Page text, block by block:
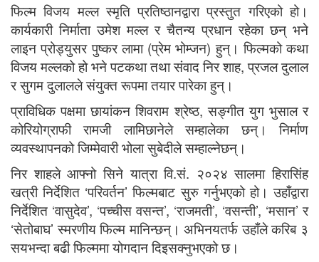
फिल्म विजय मल्ल स्मृति प्रतिष्ठानद्वारा प्रस्तुत गरिएको हो।
कार्यकारी निर्माता उमेश मल्ल र चैतन्य प्रधान रहेका छन् भने
लाइन प्रोड्युसर पुष्कर लामा (प्रेम भोम्जन) हुन्। फिल्मको कथा
विजय मल्लको हो भने पटकथा तथा संवाद निर शाह, प्रजल दुलाल
र सुगम दुलालले संयुक्त रूपमा तयार पारेका हुन्।
प्राविधिक पक्षमा छायांकन शिवराम श्रेष्ठ, सङ्गीत युग भुसाल र
कोरियोग्राफी रामजी लामिछानेले सम्हालेका छन्। निर्माण
व्यवस्थापनको जिम्मेवारी भोला सुबेदीले सम्हाल्नेछन्।
निर शाहले आफ्नो सिने यात्रा वि.सं. २०२४ सालमा हिरासिंह
खत्री निर्देशित ‘परिवर्तन’ फिल्मबाट सुरु गर्नुभएको हो। उहाँद्वारा
निर्देशित ‘वासुदेव’, ‘पच्चीस वसन्त’, ‘राजमती’, ‘वसन्ती’, ‘मसान’ र
‘सेतोबाघ’ स्मरणीय फिल्म मानिन्छन्। अभिनयतर्फ उहाँले करिब ३
सयभन्दा बढी फिल्ममा योगदान दिइसक्नुभएको छ।